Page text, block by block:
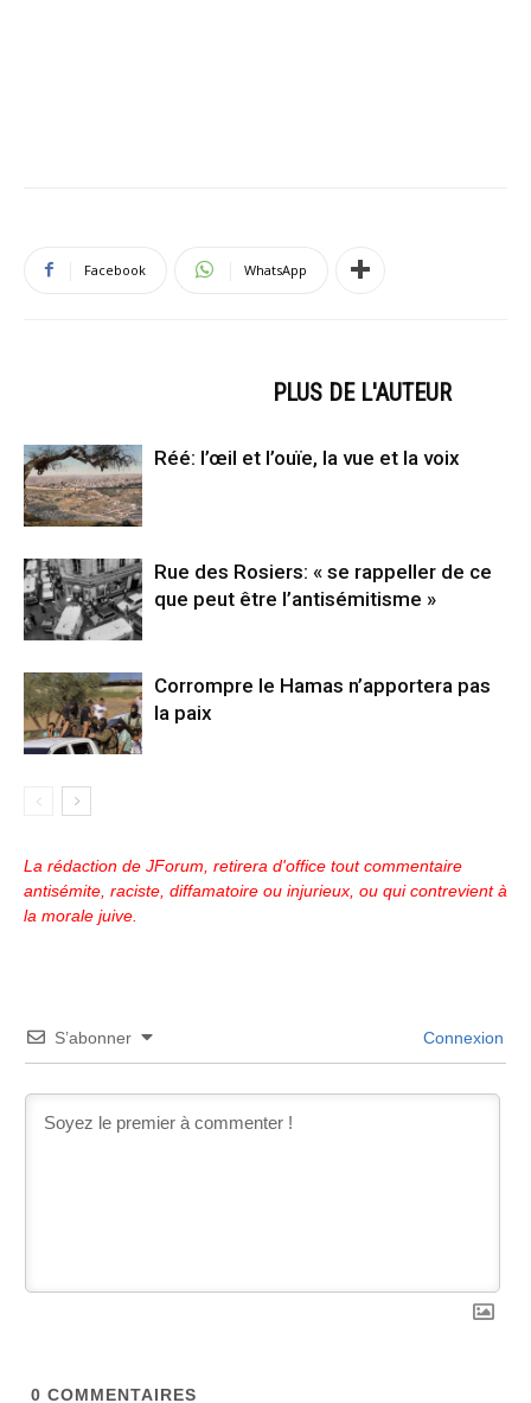
Facebook WhatsApp
PLUS DE L'AUTEUR
Réé: l’œil et l’ouïe, la vue et la voix
Rue des Rosiers: « se rappeller de ce
que peut être l’antisémitisme »
Corrompre le Hamas n’apportera pas
la paix
La rédaction de JForum, retirera d'office tout commentaire
antisémite, raciste, diffamatoire ou injurieux, ou qui contrevient à
la morale juive.
S’abonner Connexion
0 COMMENTAIRES